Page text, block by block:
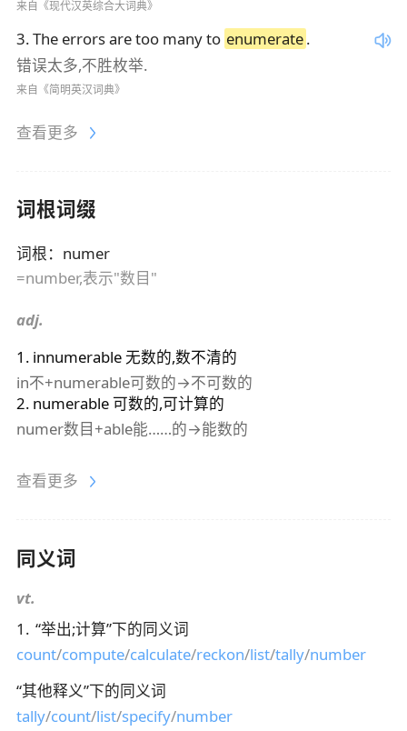
来自《现代汉英综合大词典》
3.The errors are too many to enumerate.
错误太多,不胜枚举.
来自《简明英汉词典》
查看更多
词根词缀
词根： numer
=number,表示"数目"
adj.
1 . innumerable无数的,数不清的
in不+numerable可数的→不可数的
2. numerable 可数的,可计算的
numer数目+able能……的→能数的
查看更多
同义词
vt.
1 . “举出;计算”下的同义词
count/compute/calculate/reckon/list/tally/number
“其他释义”下的同义词
tally/count/list/specify/number